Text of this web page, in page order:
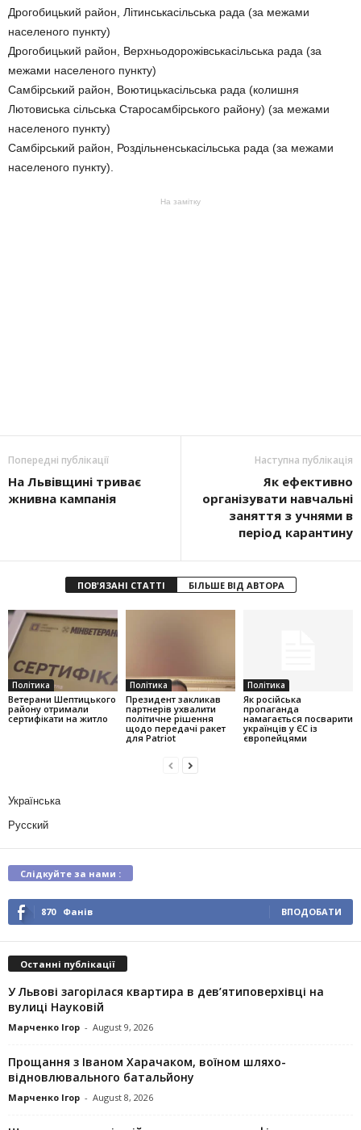
Дрогобицький район, Літинськасільська рада (за межами
населеного пункту)
Дрогобицький район, Верхньодорожівськасільська рада (за
межами населеного пункту)
Самбірський район, Воютицькасільська рада (колишня
Лютовиська сільська Старосамбірського району) (за межами
населеного пункту)
Самбірський район, Роздільненськасільська рада (за межами
населеного пункту).
На замітку
Попередні публікації
На Львівщині триває
жнивна кампанія
Наступна публікація
Як ефективно
організувати навчальні
заняття з учнями в
період карантину
ПОВ'ЯЗАНІ СТАТТІ БІЛЬШЕ ВІД АВТОРА
Політика
Ветерани Шептицького
району отримали
сертифікати на житло
Політика
Президент закликав
партнерів ухвалити
політичне рішення
щодо передачі ракет
для Patriot
Політика
Як російська
пропаганда
намагається посварити
українців у ЄС із
європейцями
Українська
Русский
Слідкуйте за нами :
870 Фанів ВПОДОБАТИ
Останні публікації
У Львові загорілася квартира в дев’ятиповерхівці на
вулиці Науковій
Марченко Ігор - August 9, 2026
Прощання з Іваном Харачаком, воїном шляхо-
відновлювального батальйону
Марченко Ігор - August 8, 2026